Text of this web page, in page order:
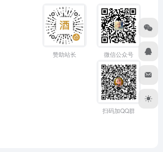
赞助站长 微信公众号
扫码加QQ群